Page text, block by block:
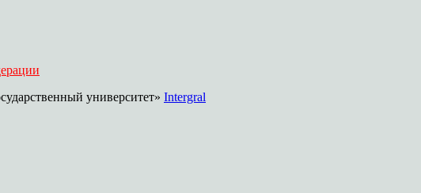
университет» Intergral